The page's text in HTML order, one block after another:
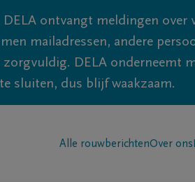
DELA ontvangt meldingen over
mailadressen, andere
DELA onderneemt
sluiten, dus blijf waakzaam.
Alle rouwberichtenOver ons